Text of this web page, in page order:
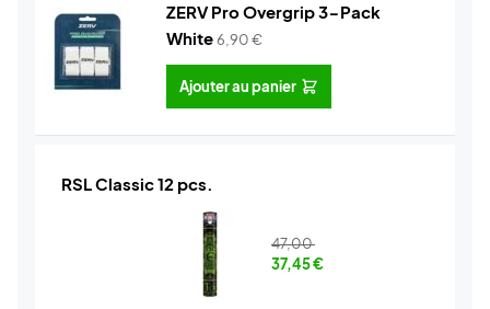
ZERV Pro Overgrip 3-Pack
White6,90€
Ajouter au panier
RSL Classic 12 pcs.
47,00
37,45€